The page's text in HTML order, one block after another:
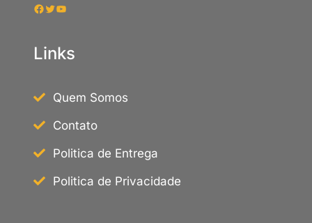
Facebook Twitter Youtube
Links
Quem Somos
Contato
Politica de Entrega
Politica de Privacidade